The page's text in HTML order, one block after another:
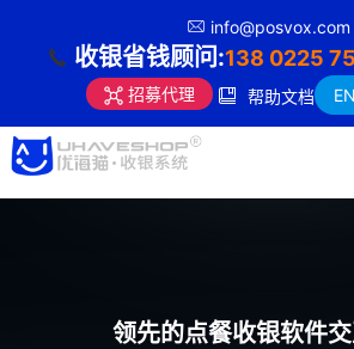
info@posvox.com
收银省钱顾问:138 0225
招募代理 帮助文档
领先的点餐收银软件